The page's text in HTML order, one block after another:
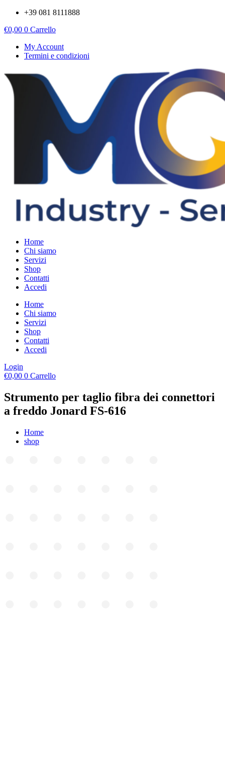
contenuto
+39 081 8111888
€0,00 0 Carrello
My Account
Termini e condizioni
Home
Chi siamo
Servizi
Shop
Contatti
Accedi
Home
Chi siamo
Servizi
Shop
Contatti
Accedi
Login
€0,00 0 Carrello
Strumento per taglio fibra dei connettori
a freddo Jonard FS-616
Home
shop